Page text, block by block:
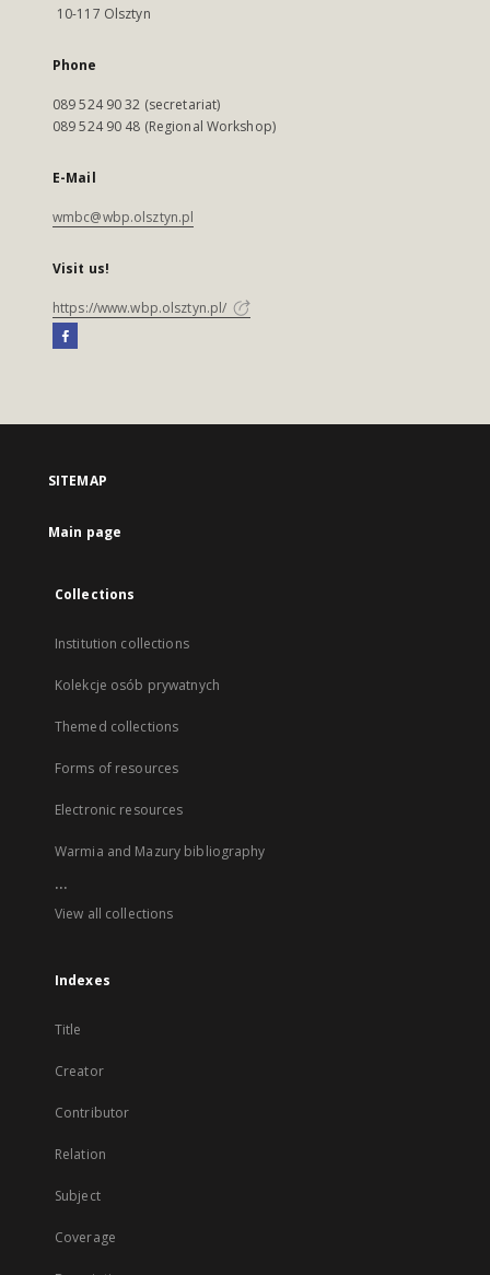
10-117 Olsztyn
Phone
089 524 90 32 (secretariat)
089 524 90 48 (Regional Workshop)
E-Mail
wmbc@wbp.olsztyn.pl
Visit us!
https://www.wbp.olsztyn.pl/
SITEMAP
Main page
Collections
Institution collections
Kolekcje osób prywatnych
Themed collections
Forms of resources
Electronic resources
Warmia and Mazury bibliography
...
View all collections
Indexes
Title
Creator
Contributor
Relation
Subject
Coverage